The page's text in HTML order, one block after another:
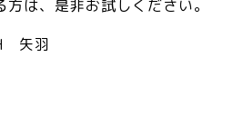
は、是非お試しください。
矢羽